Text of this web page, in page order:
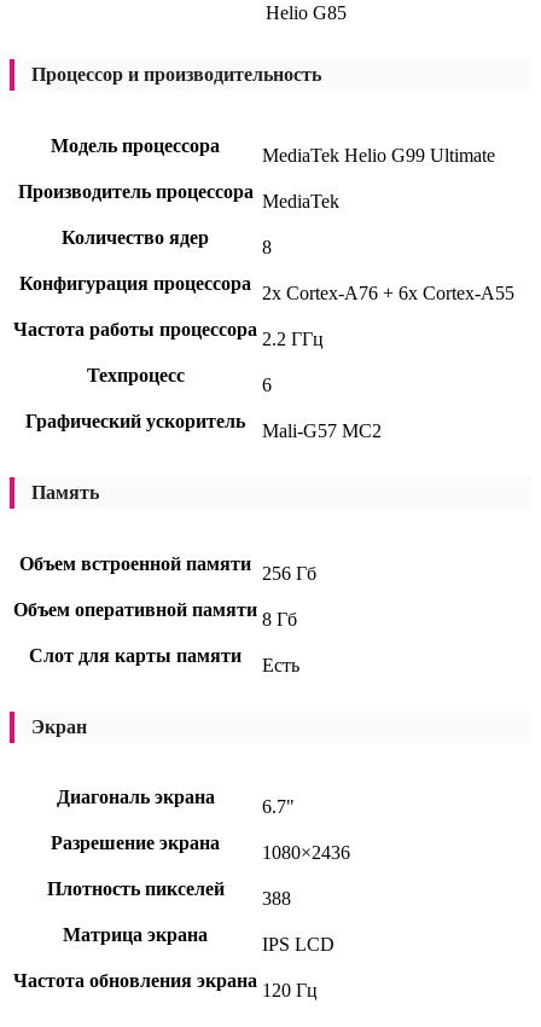
Helio G85
Процессор и производительность
Модель процессора
MediaTek Helio G99 Ultimate
Производитель процессора MediaTek
Количество ядер
8
Конфигурация процессора
2x Cortex-A76 + 6x Cortex-A55
Частота работы процессора 2.2 ГГц
Техпроцесс
6
Графический ускоритель
Mali-G57 MC2
Память
Объем встроенной памяти 256 Гб
Объем оперативной памяти 8 Гб
Слот для карты памяти
Есть
Экран
Диагональ экрана
6.7"
Разрешение экрана
1080×2436
Плотность пикселей
388
Матрица экрана
IPS LCD
Частота обновления экрана 120 Гц